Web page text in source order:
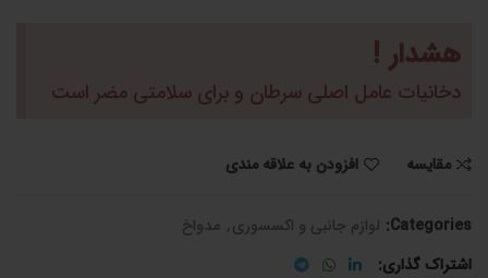
هشدار !
دخانیات عامل اصلی سرطان و برای سلامتی مضر است
مقایسه افزودن به علاقه مندی
Categories: لوازم جانبی و اکسسوری, مدواخ
اشتراک گذاری